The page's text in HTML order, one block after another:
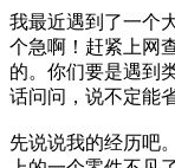
我最近遇到了一个
个急啊！赶紧上网
的。你们要是遇到
话问问，说不定能
先说说我的经历吧